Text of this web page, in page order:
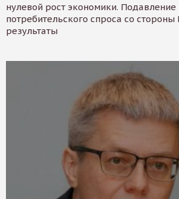
нулевой рост экономики.
потребительского спроса со
результаты